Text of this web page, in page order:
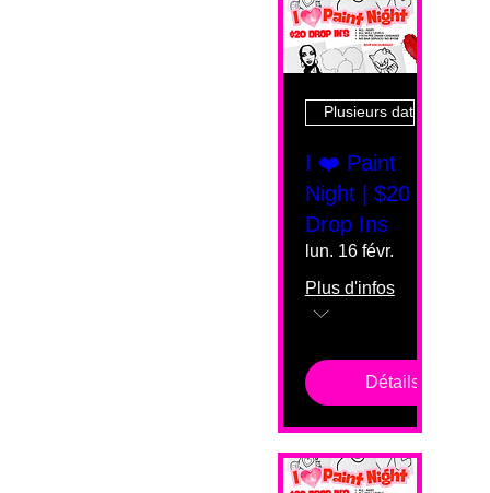
Plusieurs dates
I ❤️ Paint
Night | $20
Drop Ins
lun. 16 févr.
Plus d'infos
Détails